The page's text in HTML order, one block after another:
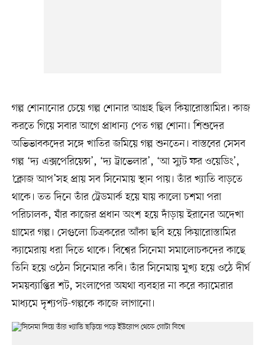
গল্প শোনানোর চেয়ে গল্প শোনার আগ্রহ ছিল কিয়ারোস্তামির। কাজ
করতে গিয়ে সবার আগে প্রাধান্য পেত গল্প শোনা। শিশুদের
অভিভাবকদের সঙ্গে খাতির জমিয়ে গল্প শুনতেন। বাস্তবের সেসব
গল্প ‘দ্য এক্সপেরিয়েন্স’, ‘দ্য ট্রাভেলার’, ‘আ স্যুট ফর ওয়েডিং’,
‘ক্লোজ আপ’সহ প্রায় সব সিনেমায় স্থান পায়। তাঁর খ্যাতি বাড়তে
থাকে। তত দিনে তাঁর ট্রেডমার্ক হয়ে যায় কালো চশমা পরা
পরিচালক, যাঁর কাজের প্রধান অংশ হয়ে দাঁড়ায় ইরানের অদেখা
গ্রামের গল্প। সেগুলো চিত্রকরের আঁকা ছবি হয়ে কিয়ারোস্তামির
ক্যামেরায় ধরা দিতে থাকে। বিশ্বের সিনেমা সমালোচকদের কাছে
তিনি হয়ে ওঠেন সিনেমার কবি। তাঁর সিনেমায় মুখ্য হয়ে ওঠে দীর্ঘ
সময়ব্যাপ্তির শট, সংলাপের অযথা ব্যবহার না করে ক্যামেরার
মাধ্যমে দৃশ্যপট-গল্পকে কাজে লাগানো।